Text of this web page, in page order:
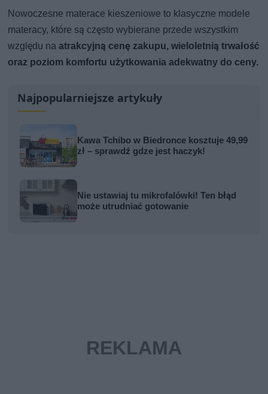
Nowoczesne materace kieszeniowe to klasyczne modele
materacy, które są często wybierane przede wszystkim
względu naatrakcyjną cenę zakupu, wieloletnią trwałość
oraz poziom komfortu użytkowania adekwatny do ceny.
Najpopularniejsze artykuły
Kawa Tchibo w Biedronce kosztuje 49,99
zł – sprawdź gdze jest haczyk!
Nie ustawiaj tu mikrofalówki! Ten błąd
może utrudniać gotowanie